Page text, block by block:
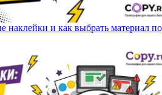
наклейки и как выбрать материал